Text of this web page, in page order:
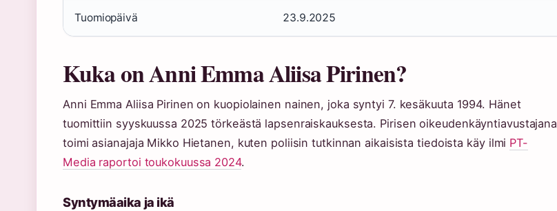
Tuomiopäivä 23.9.2025
Kuka on Anni Emma Aliisa Pirinen?
Anni Emma Aliisa Pirinen on kuopiolainen nainen, joka syntyi 7. kesäkuuta 1994. Hänet
tuomittiin syyskuussa 2025 törkeästä lapsenraiskauksesta. Pirisen oikeudenkäyntiavustajana
toimi asianajaja Mikko Hietanen, kuten poliisin tutkinnan aikaisista tiedoista käy ilmi PT-
Media raportoi toukokuussa 2024.
Syntymäaika ja ikä